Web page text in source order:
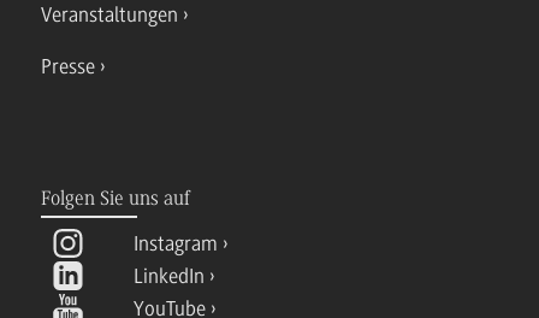
Veranstaltungen
Presse
Folgen Sie uns auf
Instagram
LinkedIn
YouTube